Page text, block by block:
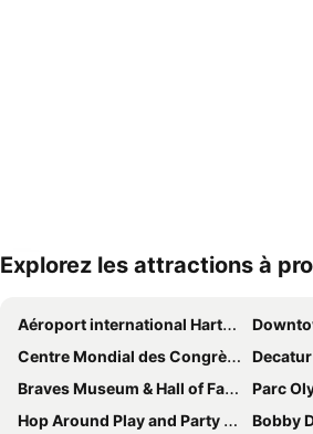
Explorez les attractions à
Aéroport international Hartsfield-Jackson d'Atlanta
Centre Mondial des Congrès de Géorgie
Braves Museum & Hall of FameTurner Field Tours
Parc
Hop Around Play and Party Center
Bobby